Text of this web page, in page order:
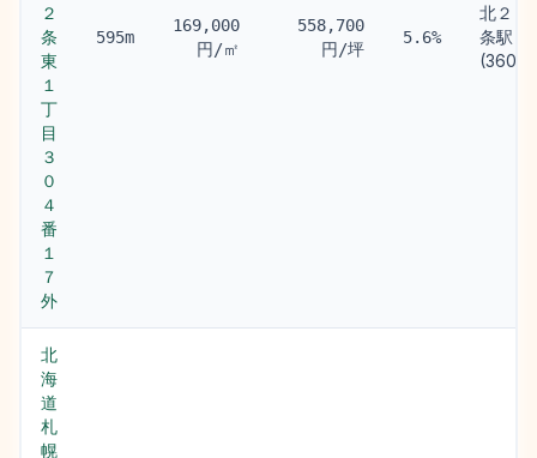
２
条
東
１
丁
目
３
０
４
番
１
７
外
595m
169,000
円/㎡
558,700
円/坪
5.6%
北２４
条駅
(360m)
北
海
道
札
幌